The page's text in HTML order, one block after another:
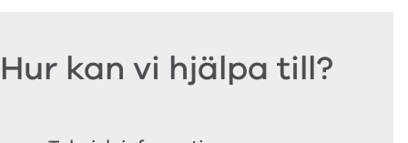
Hur kan vi hjälpa till?